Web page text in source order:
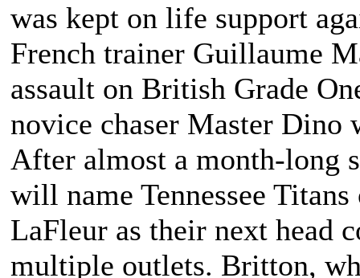
was kept on life support
French trainer Guillaume
assault on British Grade
novice chaser Master
After almost a month-long
will name Tennessee
LaFleur as their next head
multiple outlets. Britton,